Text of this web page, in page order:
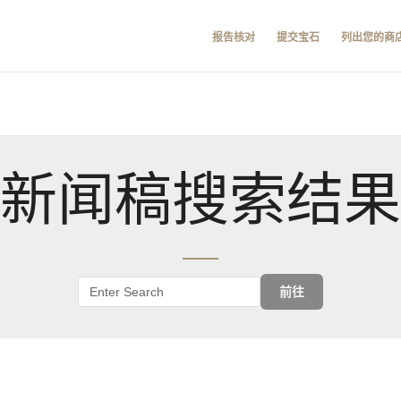
报告核对 提交宝石 列出您的商
新闻稿搜索结果
前往